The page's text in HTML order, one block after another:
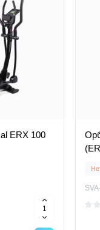
ERX 100